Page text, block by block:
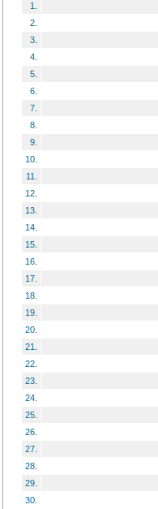
1
2
3
4
5
6
7
8
9
10
11
12
13
14
15
16
17
18
19
20
21
22
23
24
25
26
27
28
29
30